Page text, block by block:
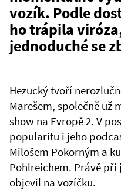
vozík. Podle
ho trápila
jednoduché se
Hezucký tvoří
Marešem, společně už
show na Evropě 2. V
popularitu i jeho
Milošem Pokorným a
Pohlreichem. Právě
objevil na vozíčku.